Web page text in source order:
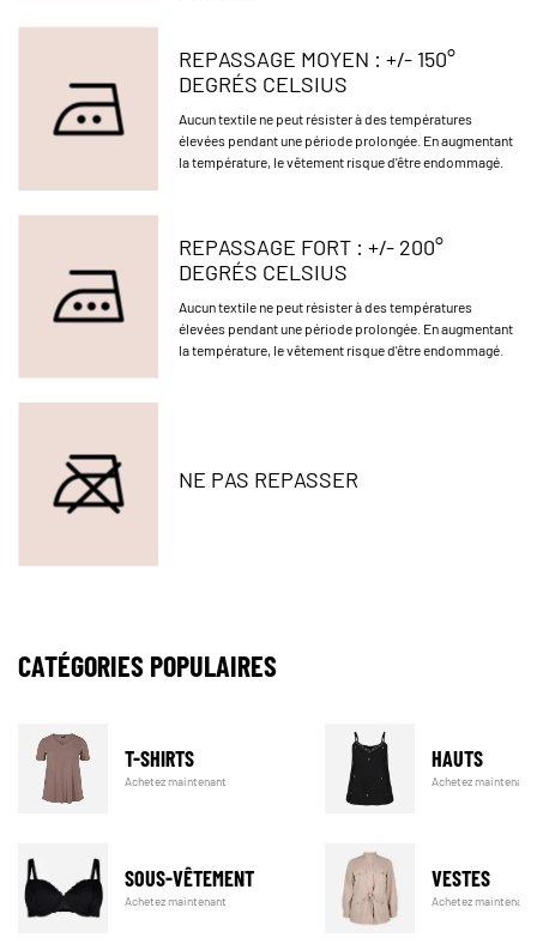
REPASSAGE MOYEN : +/- 150°
DEGRÉS CELSIUS
Aucun textile ne peut résister à des températures
élevées pendant une période prolongée. En augmentant
la température, le vêtement risque d'être endommagé.
REPASSAGE FORT : +/- 200°
DEGRÉS CELSIUS
Aucun textile ne peut résister à des températures
élevées pendant une période prolongée. En augmentant
la température, le vêtement risque d'être endommagé.
NE PAS REPASSER
CATÉGORIES POPULAIRES
T-SHIRTS
Achetez maintenant
HAUTS
Achetez maintenant
SOUS-VÊTEMENT
Achetez maintenant
VESTES
Achetez maintenant